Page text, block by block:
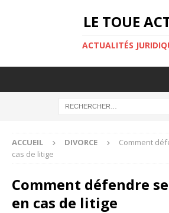
LE TOUE
ACTUALITÉS
ACCUEIL DIVORCE
Comment
cas de litige
Comment défendre
en cas de litige